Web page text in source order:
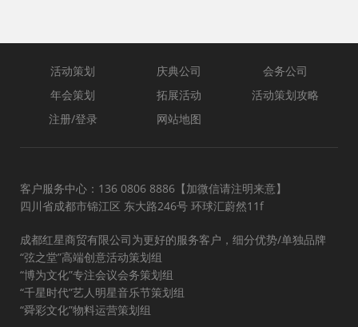
活动策划 庆典公司
会务公司
年会策划
拓展活动
活动策划攻略
注册/登录
网站地图
客户服务中心：136 0806 8886【加微信请注明来意】
四川省成都市锦江区 东大路246号 环球汇蔚然11f
成都红星商贸有限公司为更好的服务客户，细分优势/单独品牌
“弦之堂”高端创意活动策划组
“博为文化”专注会议会务策划组
“千星时代”艺人明星音乐节策划组
“舜彩文化”物料运营策划组